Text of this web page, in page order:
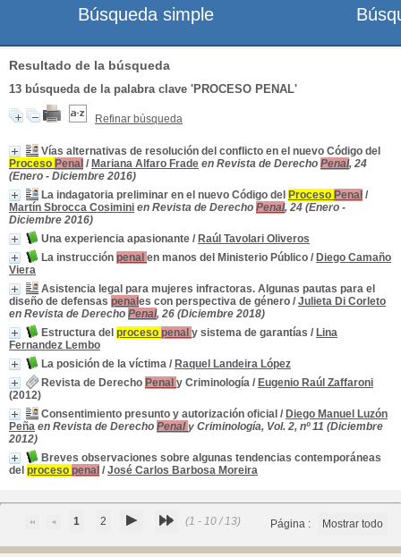
Resultado de la búsqueda
13 búsqueda de la palabra clave 'PROCESO PENAL'
Refinar búsqueda
Vías alternativas de resolución del conflicto en el nuevo Código del
Proceso Penal / Mariana Alfaro Frade en Revista de Derecho Penal, 24
(Enero - Diciembre 2016)
La indagatoria preliminar en el nuevo Código del Proceso Penal /
Martín Sbrocca Cosimini en Revista de Derecho Penal, 24 (Enero -
Diciembre 2016)
Una experiencia apasionante / Raúl Tavolari Oliveros
La instrucción penal en manos del Ministerio Público / Diego Camaño
Viera
Asistencia legal para mujeres infractoras. Algunas pautas para el
diseño de defensas penal es con perspectiva de género / Julieta Di Corleto
en Revista de Derecho Penal, 26 (Diciembre 2018)
Estructura del proceso penal y sistema de garantías / Lina
Fernandez Lembo
La posición de la víctima / Raquel Landeira López
Revista de Derecho Penal y Criminología / Eugenio Raúl Zaffaroni
(2012)
Consentimiento presunto y autorización oficial / Diego Manuel Luzón
Peña en Revista de Derecho Penaly Criminología, Vol. 2, nº 11 (Diciembre
2012)
Breves observaciones sobre algunas tendencias contemporáneas
del proceso penal / José Carlos Barbosa Moreira
1 2 (1 - 10 / 13) Página : Mostrar todo
Búsqueda simple